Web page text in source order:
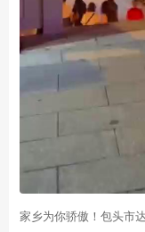
家乡为你骄傲！包头市